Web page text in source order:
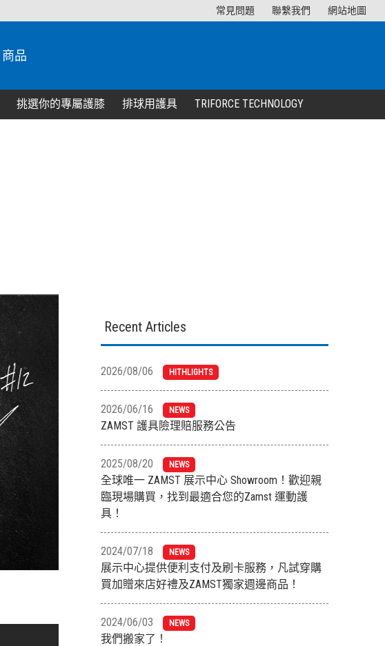
常見問題 聯繫我們 網站地圖
商品
挑選你的專屬護膝 排球用護具 TRIFORCE TECHNOLOGY
Recent Articles
2026/08/06 HITHLIGHTS
2026/06/16 NEWS
ZAMST 護具險理賠服務公告
2025/08/20 NEWS
全球唯一 ZAMST 展示中心 Showroom！歡迎親
臨現場購買，找到最適合您的Zamst 運動護
具！
2024/07/18 NEWS
展示中心提供便利支付及刷卡服務，凡試穿購
買加贈來店好禮及ZAMST獨家週邊商品！
2024/06/03 NEWS
我們搬家了！